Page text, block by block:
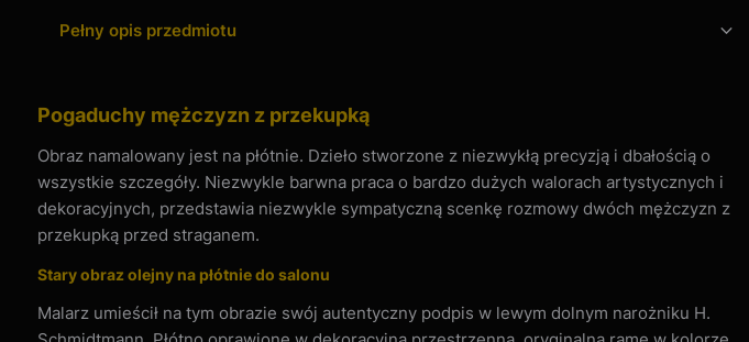
Pełny opis przedmiotu
Pogaduchy mężczyzn z przekupką
Obraz namalowany jest na płótnie. Dzieło stworzone z niezwykłą precyzją i dbałością o
wszystkie szczegóły. Niezwykle barwna praca o bardzo dużych walorach artystycznych i
dekoracyjnych, przedstawia niezwykle sympatyczną scenkę rozmowy dwóch mężczyzn z
przekupką przed straganem.
Stary obraz olejny na płótnie do salonu
Malarz umieścił na tym obrazie swój autentyczny podpis w lewym dolnym narożniku H.